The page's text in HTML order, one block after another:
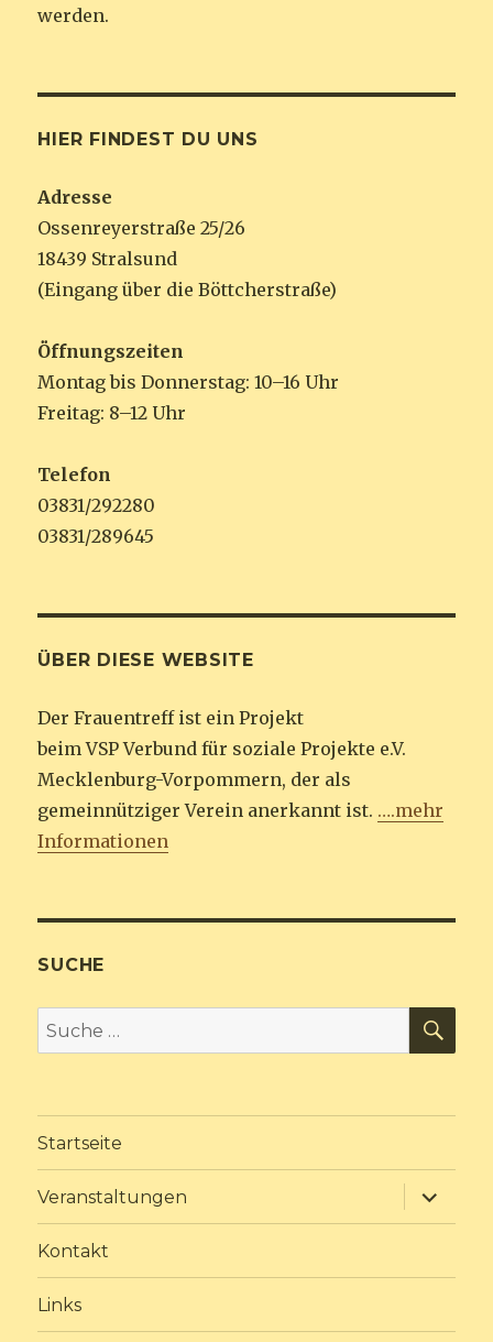
werden.
HIER FINDEST DU UNS
Adresse
Ossenreyerstraße 25/26
18439 Stralsund
(Eingang über die Böttcherstraße)
Öffnungszeiten
Montag bis Donnerstag: 10–16 Uhr
Freitag: 8–12 Uhr
Telefon
03831/292280
03831/289645
ÜBER DIESE WEBSITE
Der Frauentreff ist ein Projekt
beim VSP Verbund für soziale Projekte e.V.
Mecklenburg-Vorpommern, der als
gemeinnütziger Verein anerkannt ist. ….mehr
Informationen
SUCHE
Suche
nach:
Startseite
Veranstaltungen
Kontakt
Links